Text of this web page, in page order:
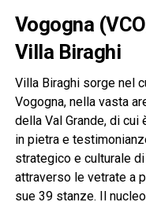
Vogogna
Villa Biraghi
Villa Biraghi sorge nel
Vogogna, nella vasta
della Val Grande, di
in pietra e
strategico e culturale
attraverso le vetrate a
sue 39 stanze. Il